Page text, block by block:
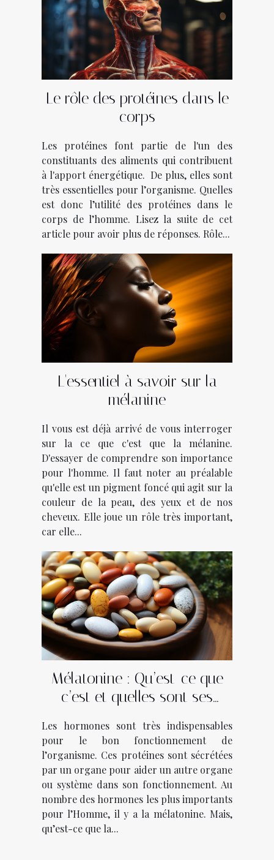
Le rôle des protéines dans le
corps
Les protéines font partie de l'un des
constituants des aliments qui contribuent
à l'apport énergétique. De plus, elles sont
très essentielles pour l’organisme. Quelles
est donc l’utilité des protéines dans le
corps de l’homme. Lisez la suite de cet
article pour avoir plus de réponses. Rôle...
L'essentiel à savoir sur la
mélanine
Il vous est déjà arrivé de vous interroger
sur la ce que c'est que la mélanine.
D'essayer de comprendre son importance
pour l'homme. Il faut noter au préalable
qu'elle est un pigment foncé qui agit sur la
couleur de la peau, des yeux et de nos
cheveux. Elle joue un rôle très important,
car elle...
Mélatonine : Qu’est-ce que
c’est et quelles sont ses
Les hormones sont très indispensables
pour le bon fonctionnement de
l’organisme. Ces protéines sont sécrétées
par un organe pour aider un autre organe
ou système dans son fonctionnement. Au
nombre des hormones les plus importants
pour l’Homme, il y a la mélatonine. Mais,
qu’est-ce que la...